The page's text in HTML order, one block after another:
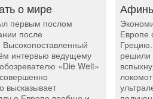
о мире
первым послом
после
Высокопоставленный
интервью ведущему
«Die Welt»
высказывает
Европе
Грецию.
решили